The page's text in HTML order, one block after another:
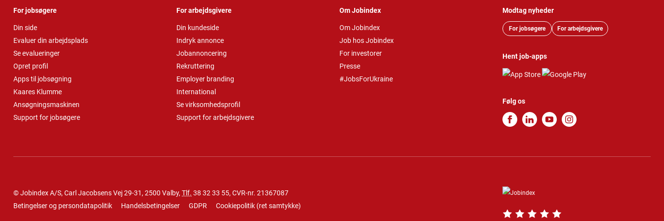
For jobsøgere
Din side
Evaluer din arbejdsplads
Se evalueringer
Opret profil
Apps til jobsøgning
Kaares Klumme
Ansøgningsmaskinen
Support for jobsøgere
For arbejdsgivere
Din kundeside
Indryk annonce
Jobannoncering
Rekruttering
Employer branding
International
Se virksomhedsprofil
Support for arbejdsgivere
Om Jobindex
Om Jobindex
Job hos Jobindex
For investorer
Presse
#JobsForUkraine
Modtag nyheder
For jobsøgere For arbejdsgivere
Hent job-apps
Følg os
© Jobindex A/S, Carl Jacobsens Vej 29-31, 2500 Valby, Tlf. 38 32 33 55, CVR-nr. 21367087
Betingelser og persondatapolitik
Handelsbetingelser GDPR Cookiepolitik (ret samtykke)